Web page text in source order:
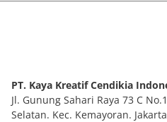
PT. Kaya Kreatif Cendikia
Jl. Gunung Sahari Raya 73 C
Selatan. Kec. Kemayoran.